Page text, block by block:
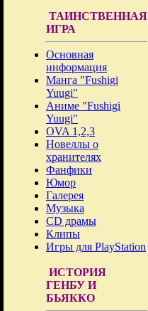
ТАИНСТВЕННАЯ
ИГРА
Основная
информация
Манга "Fushigi
Yuugi"
Аниме "Fushigi
Yuugi"
OVA 1,2,3
Новеллы о
хранителях
Фанфики
Юмор
Галерея
Музыка
CD драмы
Клипы
Игры для PlayStation
ИСТОРИЯ
ГЕНБУ И
БЬЯККО